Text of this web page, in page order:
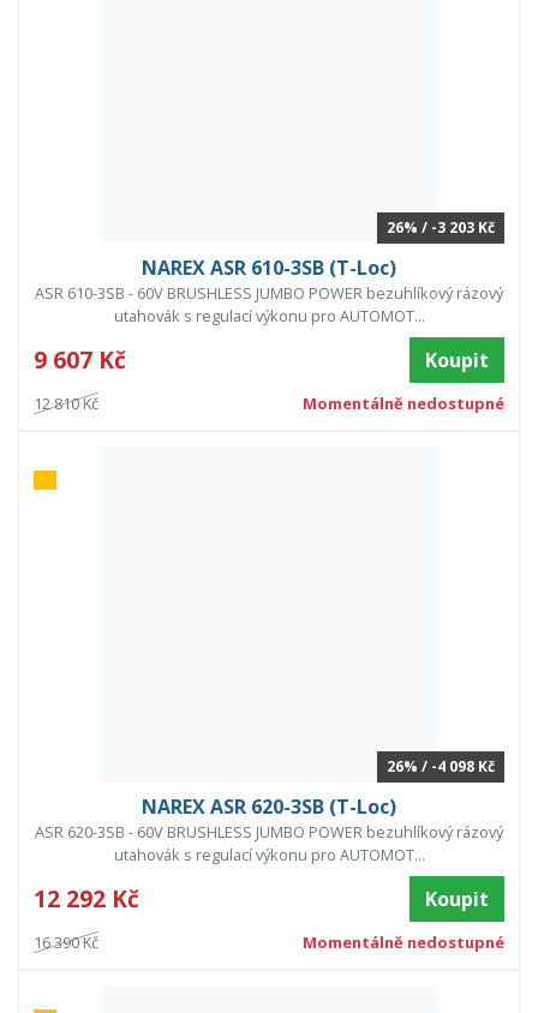
26% / -3 203 Kč
NAREX ASR 610-3SB (T-Loc)
ASR 610-3SB - 60V BRUSHLESS JUMBO POWER bezuhlíkový rázový
utahovák s regulací výkonu pro AUTOMOT...
9 607 Kč Koupit
12 810 Kč Momentálně nedostupné
26% / -4 098 Kč
NAREX ASR 620-3SB (T-Loc)
ASR 620-3SB - 60V BRUSHLESS JUMBO POWER bezuhlíkový rázový
utahovák s regulací výkonu pro AUTOMOT...
12 292 Kč Koupit
16 390 Kč Momentálně nedostupné